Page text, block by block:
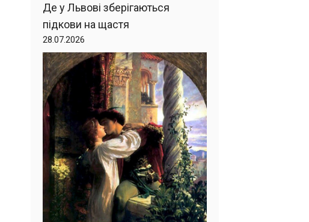
Де у Львові зберігаються
підкови на щастя
28.07.2026